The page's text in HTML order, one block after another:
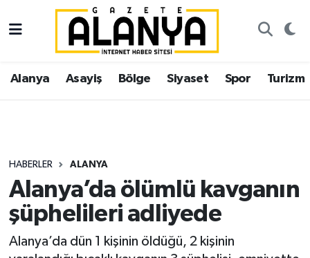
Alanya Asayiş Bölge Siyaset Spor Turizm
HABERLER ALANYA
Alanya’da ölümlü kavganın
şüphelileri adliyede
Alanya’da dün 1 kişinin öldüğü, 2 kişinin
Alanya
Asayiş
Siyaset
Spor
Turizm
İstanbul Nöbetçi Eczaneler
İstanbul Hava Durumu
Süper Lig Puan Durumu ve Fikstür
Tüm Manşetler
Son Dakika Haberleri